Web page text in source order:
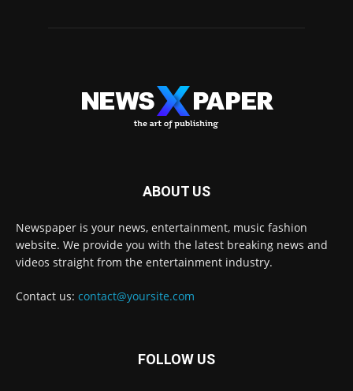
ABOUT US
Newspaper is your news, entertainment, music fashion
website. We provide you with the latest breaking news and
videos straight from the entertainment industry.
Contact us: contact@yoursite.com
FOLLOW US